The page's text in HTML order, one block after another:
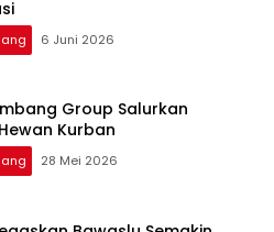
6 Juni 2026
Group Salurkan
Kurban
28 Mei 2026